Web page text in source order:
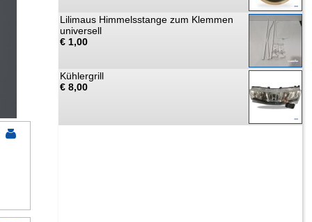
Lilimaus Himmelsstange zum Klemmen
universell
€ 1,00
Kühlergrill
€ 8,00